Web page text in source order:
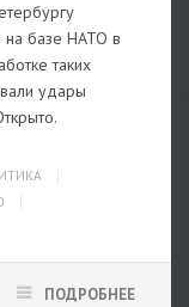
на базе НАТО в
таких
удары
ПОДРОБНЕЕ